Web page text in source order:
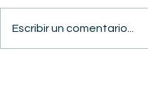
GUERRA Y PAZ
Escribir un comentario...